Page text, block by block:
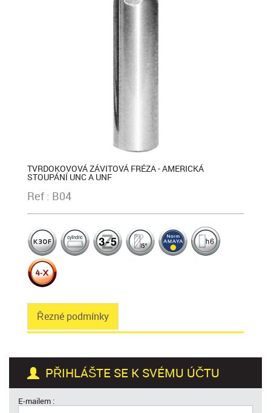
TVRDOKOVOVÁ ZÁVITOVÁ FRÉZA - AMERICKÁ
STOUPÁNÍ UNC A UNF
Ref : B04
Řezné podmínky
PŘIHLÁŠTE SE K SVÉMU ÚČTU
E-mailem :